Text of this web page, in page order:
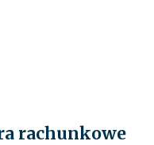
rachunkowe